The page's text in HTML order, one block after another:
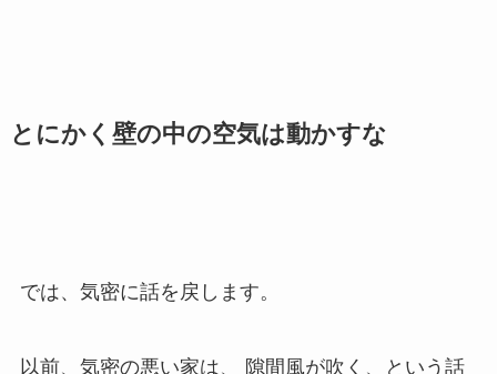
とにかく壁の中の空気は動かすな
では、気密に話を戻します。
以前、気密の悪い家は、 隙間風が吹く、という話